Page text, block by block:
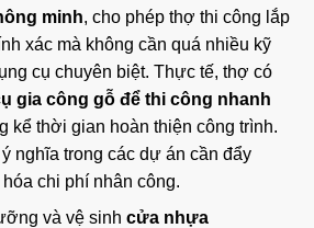
minh, cho phép thợ thi công lắp
xác mà không cần quá nhiều kỹ
cụ chuyên biệt. Thực tế, thợ có
gia công gỗ để thi công nhanh
kể thời gian hoàn thiện công trình.
nghĩa trong các dự án cần đẩy
chi phí nhân công.
và vệ sinh cửa nhựa